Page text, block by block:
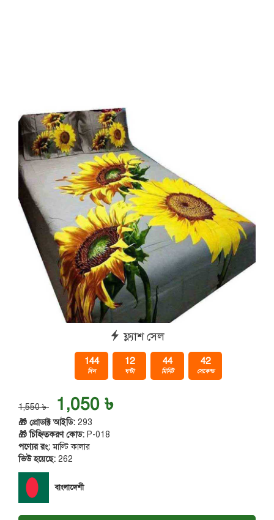
ফ্ল্যাশ সেল
144
দিন
12
ঘন্টা
44
মিনিট
42
সেকেন্ড
1,550 ৳ 1,050 ৳
🎁 প্রোডাক্ট আইডি: 293
🎁 চিহ্নিতকরণ কোড: P-018
পণ্যের রং:মাল্টি কালার
ভিউ হয়েছে: 262
বাংলাদেশী